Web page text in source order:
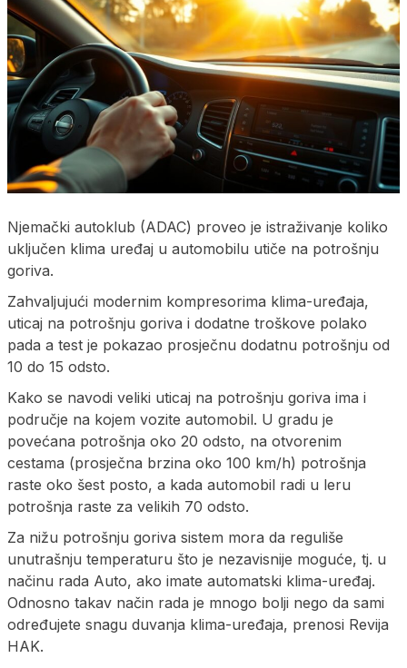
Njemački autoklub (ADAC) proveo je istraživanje koliko
uključen klima uređaj u automobilu utiče na potrošnju
goriva.
Zahvaljujući modernim kompresorima klima-uređaja,
uticaj na potrošnju goriva i dodatne troškove polako
pada a test je pokazao prosječnu dodatnu potrošnju od
10 do 15 odsto.
Kako se navodi veliki uticaj na potrošnju goriva ima i
područje na kojem vozite automobil. U gradu je
povećana potrošnja oko 20 odsto, na otvorenim
cestama (prosječna brzina oko 100 km/h) potrošnja
raste oko šest posto, a kada automobil radi u leru
potrošnja raste za velikih 70 odsto.
Za nižu potrošnju goriva sistem mora da reguliše
unutrašnju temperaturu što je nezavisnije moguće, tj. u
načinu rada Auto, ako imate automatski klima-uređaj.
Odnosno takav način rada je mnogo bolji nego da sami
određujete snagu duvanja klima-uređaja, prenosi Revija
HAK.